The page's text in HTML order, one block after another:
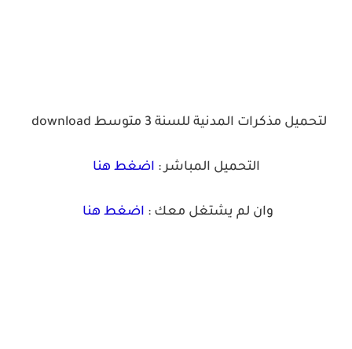
لتحميل مذكرات المدنية للسنة 3 متوسط download
التحميل المباشر : اضغط هنا
وان لم يشتغل معك : اضغط هنا